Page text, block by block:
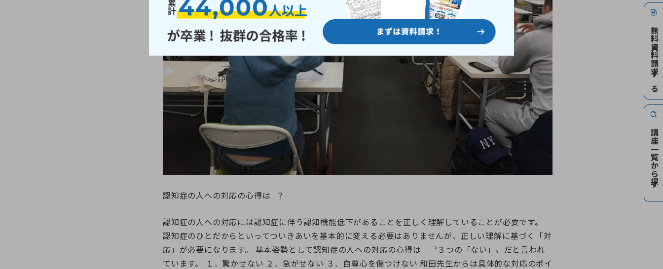
無料資料請求する
講座一覧から探す
認知症の人への対応の心得は…？
認知症の人への対応には認知症に伴う認知機能低下があることを正しく理解していることが必要です。
認知症のひとだからといってついきあいを基本的に変える必要はありませんが、正しい理解に基づく「対
応」が必要になります。 基本姿勢として認知症の人への対応の心得は 〝３つの「ない」〟だと言われ
ています。 １．驚かせない ２．急がせない ３．自尊心を傷つけない 和田先生からは具体的な対応のポイ